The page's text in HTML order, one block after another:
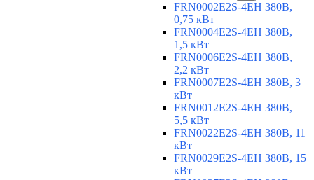
FRN0002E2S-4EH 380В,
0,75 кВт
FRN0004E2S-4EH 380В,
1,5 кВт
FRN0006E2S-4EH 380В,
2,2 кВт
FRN0007E2S-4EH 380В, 3
кВт
FRN0012E2S-4EH 380В,
5,5 кВт
FRN0022E2S-4EH 380В, 11
кВт
FRN0029E2S-4EH 380В, 15
кВт